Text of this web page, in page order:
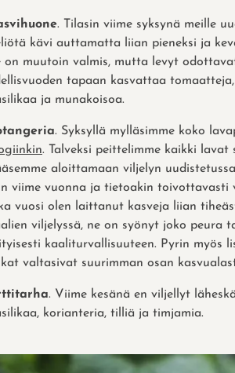
. Tilasin viime syksynä meille
kävi auttamatta liian pieneksi ja
on muutoin valmis, mutta levyt
tapaan kasvattaa
ja munakoisoa.
. Syksyllä mylläsimme koko
. Talveksi peittelimme kaikki
aloittamaan viljelyn
viime vuonna ja tietoakin toivottavasti
vuosi olen laittanut kasveja liian
viljelyssä, ne on syönyt joko peura
kaaliturvallisuuteen. Pyrin myös
valtasivat suurimman osan
. Viime kesänä en viljellyt
korianteria, tilliä ja timjamia.